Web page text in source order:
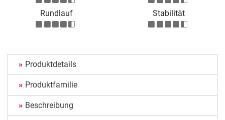
Rundlauf Stabilität
Produktdetails
Produktfamilie
Beschreibung